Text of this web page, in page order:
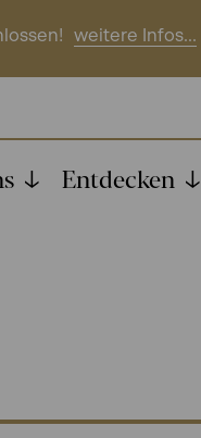
weitere Infos...
Entdecken